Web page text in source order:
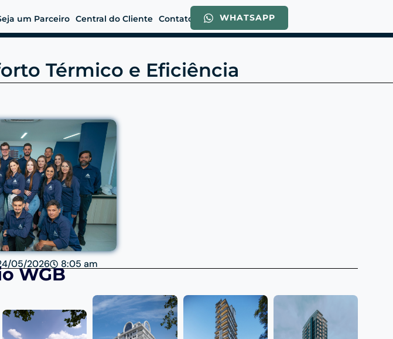
um Parceiro Central do Cliente Contato WHATSAPP
Térmico e Eficiência
05/2026 8:05 am
WGB